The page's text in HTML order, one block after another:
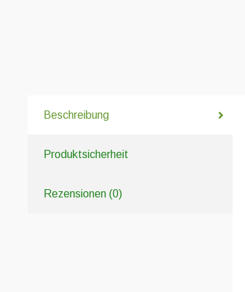
Beschreibung
Produktsicherheit
Rezensionen (0)